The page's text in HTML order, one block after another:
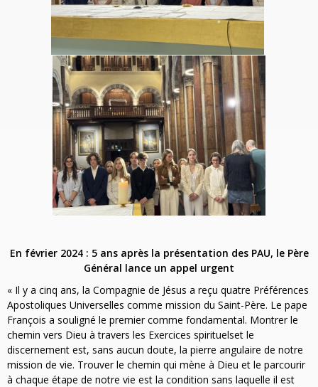
En février 2024 : 5 ans après la présentation des PAU, le Père
Général lance un appel urgent
« Il y a cinq ans, la Compagnie de Jésus a reçu quatre Préférences
Apostoliques Universelles comme mission du Saint-Père. Le pape
François a souligné le premier comme fondamental. Montrer le
chemin vers Dieu à travers les Exercices spirituelset le
discernement est, sans aucun doute, la pierre angulaire de notre
mission de vie. Trouver le chemin qui mène à Dieu et le parcourir
à chaque étape de notre vie est la condition sans laquelle il est